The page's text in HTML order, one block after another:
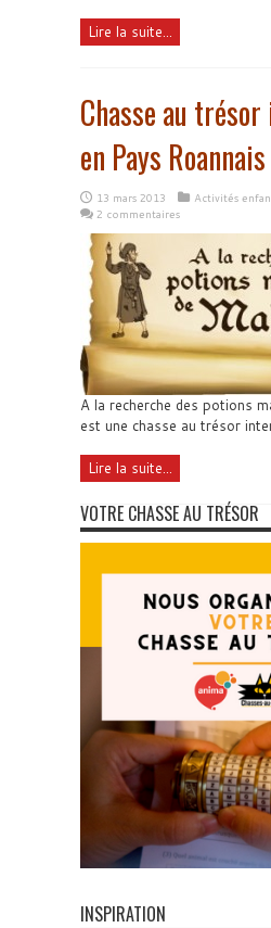
Lire la suite...
Chasse au
en Pays Roannais
13 mars 2013
Activités
2 commentaires
A la recherche des potions
est une chasse au trésor
Lire la suite...
VOTRE CHASSE AU TRÉSOR
INSPIRATION